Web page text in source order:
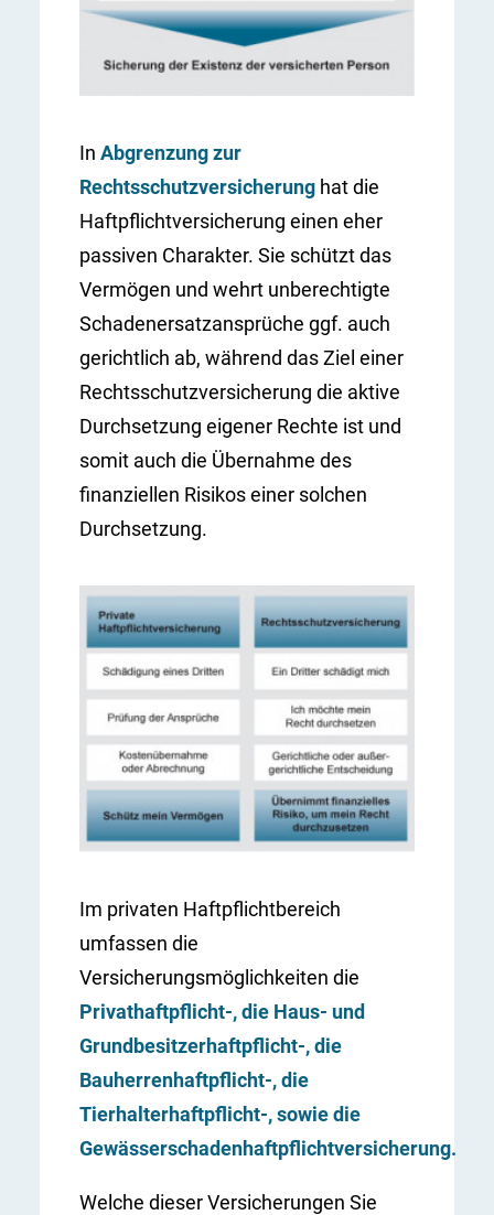
In Abgrenzung zur
Rechtsschutzversicherung hat die
Haftpflichtversicherung einen eher
passiven Charakter. Sie schützt das
Vermögen und wehrt unberechtigte
Schadenersatzansprüche ggf. auch
gerichtlich ab, während das Ziel einer
Rechtsschutzversicherung die aktive
Durchsetzung eigener Rechte ist und
somit auch die Übernahme des
finanziellen Risikos einer solchen
Durchsetzung.
Im privaten Haftpflichtbereich
umfassen die
Versicherungsmöglichkeiten die
Privathaftpflicht-, die Haus- und
Grundbesitzerhaftpflicht-, die
Bauherrenhaftpflicht-, die
Tierhalterhaftpflicht-, sowie die
Gewässerschadenhaftpflichtversicherung.
Welche dieser Versicherungen Sie